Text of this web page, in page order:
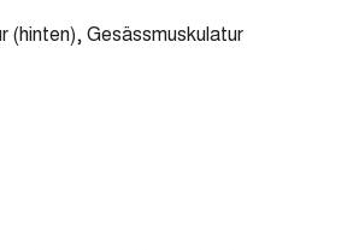
(hinten), Gesässmuskulatur